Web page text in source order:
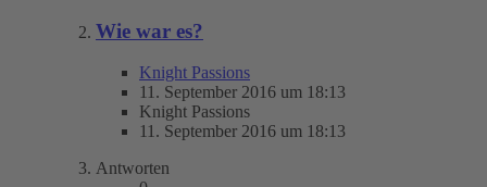
Wie war es?
Knight Passions
11. September 2016 um 18:13
Knight Passions
11. September 2016 um 18:13
Antworten